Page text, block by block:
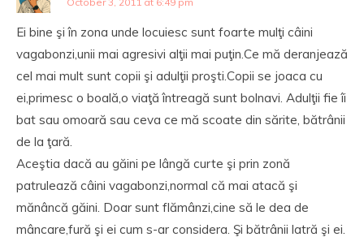
Ei bine şi în zona unde locuiesc sunt foarte mulţi câini
vagabonzi,unii mai agresivi alţii mai puţin.Ce mă deranjează
cel mai mult sunt copii şi adulţii proşti.Copii se joaca cu
ei,primesc o boală,o viaţă întreagă sunt bolnavi. Adulţii fie îi
bat sau omoară sau ceva ce mă scoate din sărite, bătrânii
de la ţară.
Aceştia dacă au găini pe lângă curte şi prin zonă
patrulează câini vagabonzi,normal că mai atacă şi
mănâncă găini. Doar sunt flămânzi,cine să le dea de
mâncare,fură şi ei cum s-ar considera. Şi bătrânii latră şi ei.